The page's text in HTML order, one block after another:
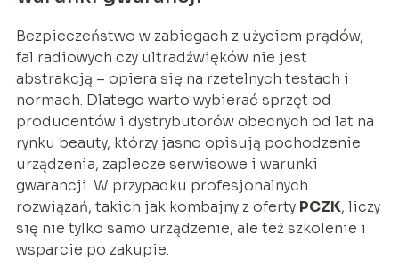
Bezpieczeństwo w zabiegach z użyciem prądów,
fal radiowych czy ultradźwięków nie jest
abstrakcją – opiera się na rzetelnych testach i
normach. Dlatego warto wybierać sprzęt od
producentów i dystrybutorów obecnych od lat na
rynku beauty, którzy jasno opisują pochodzenie
urządzenia, zaplecze serwisowe i warunki
gwarancji. W przypadku profesjonalnych
rozwiązań, takich jak kombajny z oferty PCZK, liczy
się nie tylko samo urządzenie, ale też szkolenie i
wsparcie po zakupie.